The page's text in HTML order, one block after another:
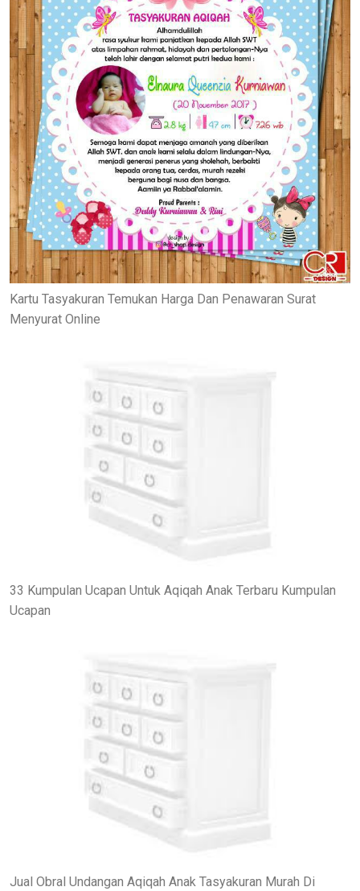
Kartu Tasyakuran Temukan Harga Dan Penawaran Surat
Menyurat Online
33 Kumpulan Ucapan Untuk Aqiqah Anak Terbaru Kumpulan
Ucapan
Jual Obral Undangan Aqiqah Anak Tasyakuran Murah Di